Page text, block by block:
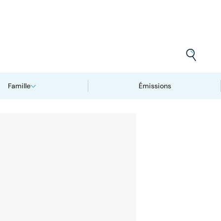
Famille Émissions